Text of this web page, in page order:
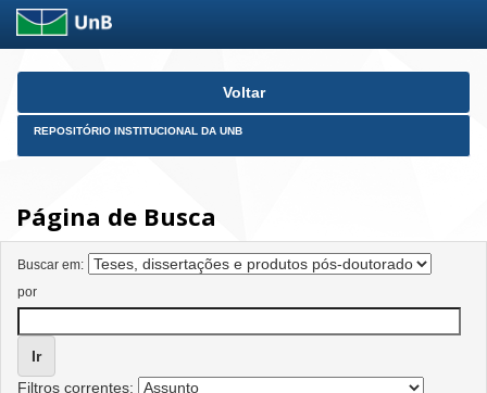
Skip
Voltar
REPOSITÓRIO INSTITUCIONAL DA UNB
Página de Busca
Buscar em:
por
Filtros correntes: